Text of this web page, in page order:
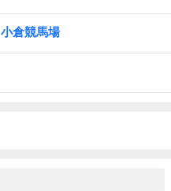
小倉競馬場